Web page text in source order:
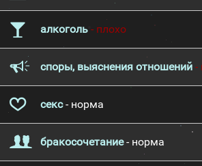
алкоголь - плохо
споры, выяснения отношений -
секс- норма
бракосочетание- норма